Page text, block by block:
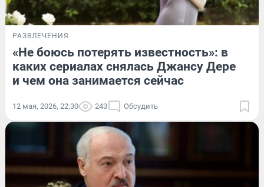
РАЗВЛЕЧЕНИЯ
«Не боюсь потерять известность»: в
каких сериалах снялась Джансу Дере
и чем она занимается сейчас
12 мая, 2026, 22:30 243 Обсудить